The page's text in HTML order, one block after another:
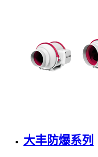
大丰防爆系列